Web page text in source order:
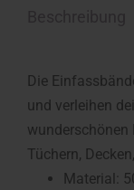
Die
und verleihen
wunderschönen
Tüchern,
Material: